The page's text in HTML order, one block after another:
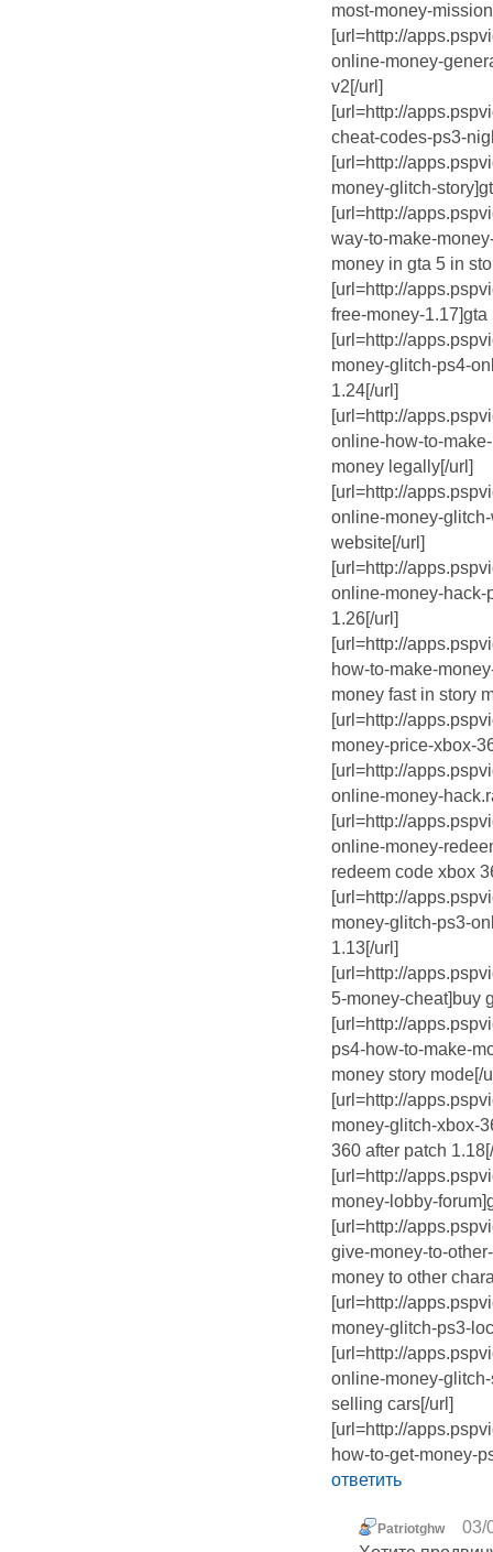
most-money-
[url=http://
online-money-
v2[/url]
[url=http://
cheat-codes-ps3-
[url=http://
money-glitch-
[url=http://
way-to-make-
money in gta 5 in
[url=http://
free-money-
[url=http://
money-glitch-ps4-
1.24[/url]
[url=http://
online-how-to-
money legally[/url]
[url=http://
online-money-
website[/url]
[url=http://
online-money-hack-
1.26[/url]
[url=http://
how-to-make-
money fast in story
[url=http://
money-price-xbox-
[url=http://
online-money-
[url=http://
online-money-
redeem code xbox
[url=http://
money-glitch-ps3-
1.13[/url]
[url=http://
5-money-cheat]buy
[url=http://
ps4-how-to-make-
money story mode[/
[url=http://
money-glitch-xbox-
360 after patch
[url=http://
money-lobby-
[url=http://
give-money-to-
money to other
[url=http://
money-glitch-ps3-
[url=http://
online-money-
selling cars[/url]
[url=http://
how-to-get-money-
ответить
Patriotghw
03/